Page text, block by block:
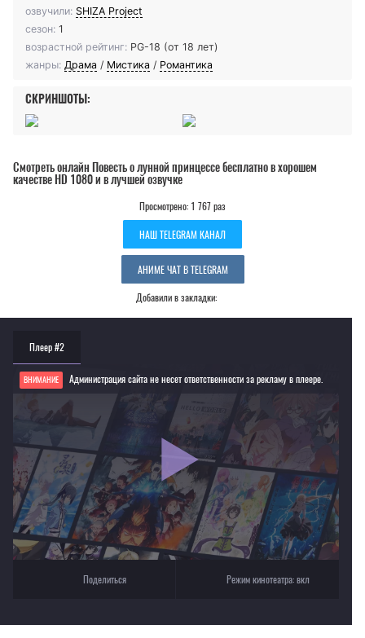
озвучили: SHIZA Project
сезон: 1
возрастной рейтинг: PG-18 (от 18 лет)
жанры: Драма / Мистика / Романтика
СКРИНШОТЫ:
Смотреть онлайн Повесть о лунной принцессе бесплатно в хорошем
качестве HD 1080 и в лучшей озвучке
Просмотрено: 1 767 раз
НАШ TELEGRAM КАНАЛ
АНИМЕ ЧАТ В TELEGRAM
Добавили в закладки:
Плеер #2
ВНИМАНИЕ Администрация сайта не несет ответственности за рекламу в плеере.
Если видео не работает, обновите страницу или выберите другой плеер!
Для просмотра некоторых аниме необходимо установить VPN
Текущее воспроизведение：Повесть о лунной принцессе
Поделиться Режим кинотеатра:вкл